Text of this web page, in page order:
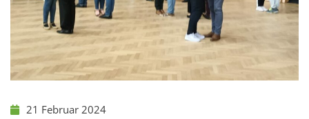
21 Februar 2024